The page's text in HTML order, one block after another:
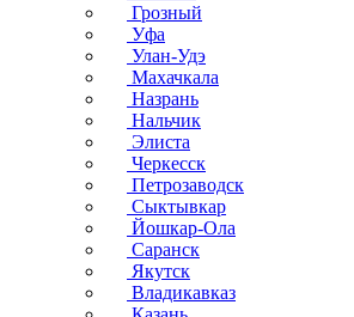
Грозный
Уфа
Улан-Удэ
Махачкала
Назрань
Нальчик
Элиста
Черкесск
Петрозаводск
Сыктывкар
Йошкар-Ола
Саранск
Якутск
Владикавказ